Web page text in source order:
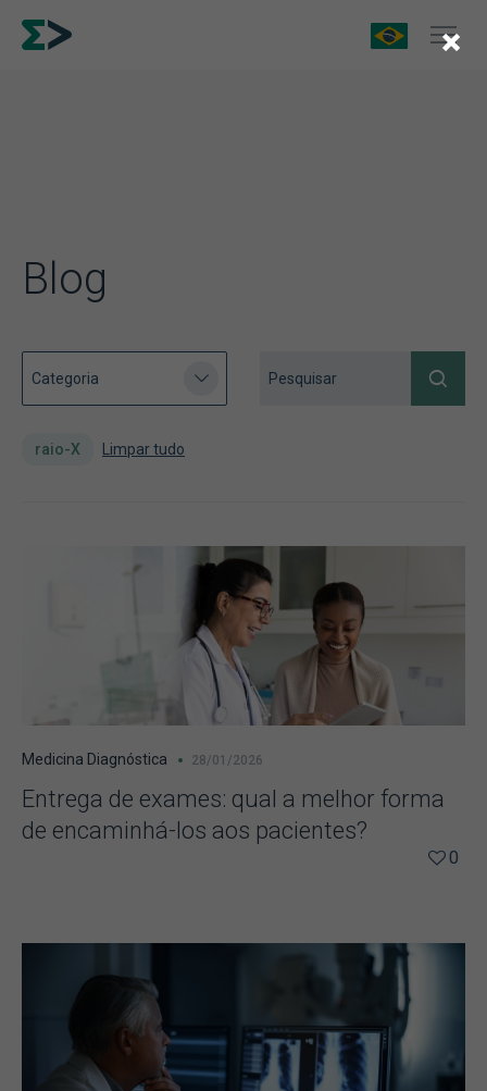
×
Blog
raio-X Limpar tudo
Medicina Diagnóstica 28/01/2026
Entrega de exames: qual a melhor forma
de encaminhá-los aos pacientes?
0